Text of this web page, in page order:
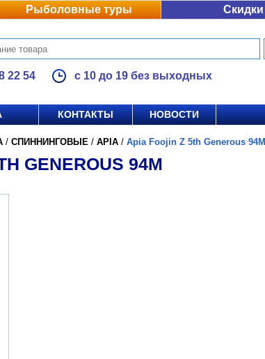
Рыболовные туры Скидки
22 54 с 10 до 19 без выходных
КОНТАКТЫ НОВОСТИ
/ СПИННИНГОВЫЕ / APIA / Apia Foojin Z 5th Generous 94M
GENEROUS 94M